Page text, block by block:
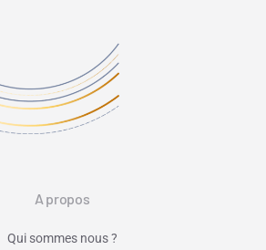
A propos
Qui sommes nous ?